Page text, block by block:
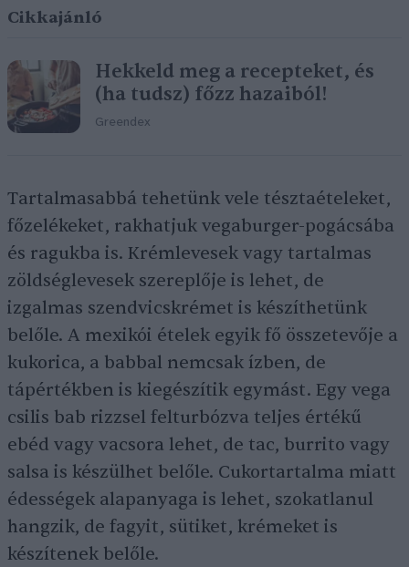
Cikkajánló
Hekkeld meg a recepteket, és
(ha tudsz) főzz hazaiból!
Greendex
Tartalmasabbá tehetünk vele tésztaételeket,
főzelékeket, rakhatjuk vegaburger-pogácsába
és ragukba is. Krémlevesek vagy tartalmas
zöldséglevesek szereplője is lehet, de
izgalmas szendvicskrémet is készíthetünk
belőle. A mexikói ételek egyik fő összetevője a
kukorica, a babbal nemcsak ízben, de
tápértékben is kiegészítik egymást. Egy vega
csilis bab rizzsel felturbózva teljes értékű
ebéd vagy vacsora lehet, de tac, burrito vagy
salsa is készülhet belőle. Cukortartalma miatt
édességek alapanyaga is lehet, szokatlanul
hangzik, de fagyit, sütiket, krémeket is
készítenek belőle.